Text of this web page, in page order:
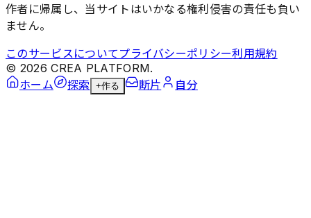
作者に帰属し、当サイトはいかなる権利侵害の責任も負い
ません。
このサービスについて プライバシーポリシー利用規約
© 2026 CREA PLATFORM.
ホーム
探索 +作る 断片 自分